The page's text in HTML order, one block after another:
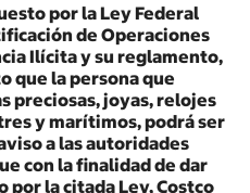
por la Ley Federal
de Operaciones
Ilícita y su reglamento,
que la persona que
preciosas, joyas, relojes
y marítimos, podrá ser
a las autoridades
con la finalidad de dar
la citada Ley, Costco